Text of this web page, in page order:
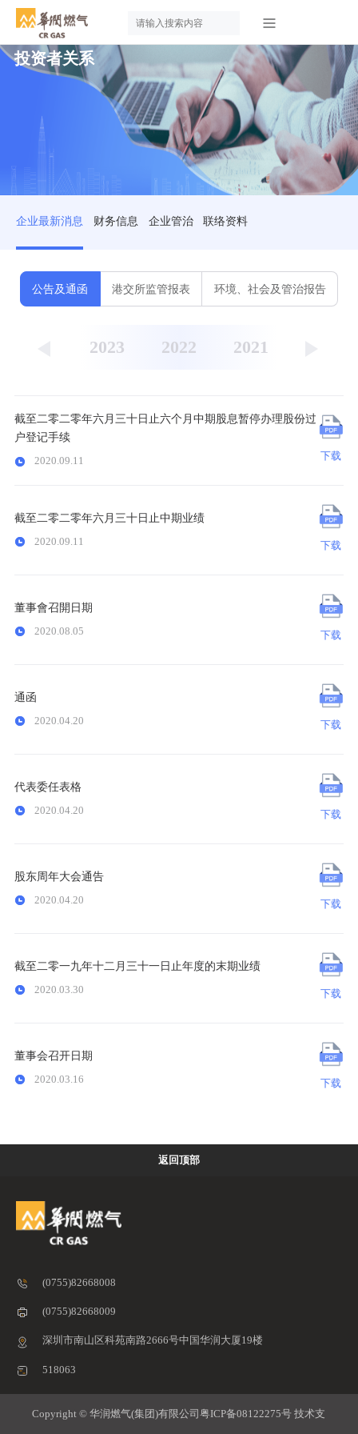
投资者关系
企业最新消息 财务信息 企业管治 联络资料
公告及通函 港交所监管报表 环境、社会及管治报告
2023 2022 2021
截至二零二零年六月三十日止六个月中期股息暂停办理股份过
户登记手续
2020.09.11 下载
截至二零二零年六月三十日止中期业绩
2020.09.11 下载
董事會召開日期
2020.08.05 下载
通函
2020.04.20 下载
代表委任表格
2020.04.20 下载
股东周年大会通告
2020.04.20 下载
截至二零一九年十二月三十一日止年度的末期业绩
2020.03.30 下载
董事会召开日期
2020.03.16 下载
返回顶部
(0755)82668008
(0755)82668009
深圳市南山区科苑南路2666号中国华润大厦19楼
518063
Copyright © 华润燃气(集团)有限公司 粤ICP备08122275号 技术支